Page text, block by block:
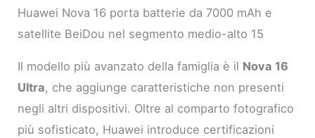
Huawei Nova 16 porta batterie da 7000 mAh e
satellite BeiDou nel segmento medio-alto 15
Il modello più avanzato della famiglia è il Nova 16
Ultra, che aggiunge caratteristiche non presenti
negli altri dispositivi. Oltre al comparto fotografico
più sofisticato, Huawei introduce certificazioni